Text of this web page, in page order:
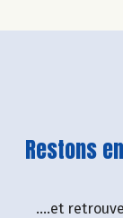
Restons
....et